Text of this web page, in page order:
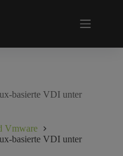
basierte VDI unter
Vmware
basierte VDI unter